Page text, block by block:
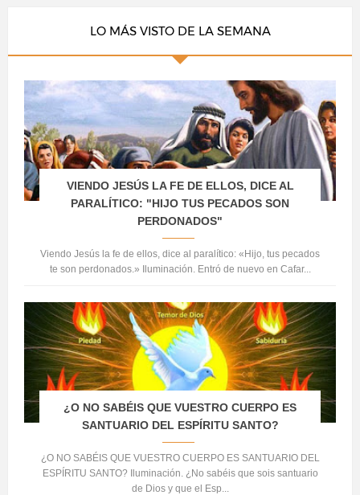
LO MÁS VISTO DE LA SEMANA
VIENDO JESÚS LA FE DE ELLOS, DICE AL
PARALÍTICO: "HIJO TUS PECADOS SON
PERDONADOS"
Viendo Jesús la fe de ellos, dice al paralítico: «Hijo, tus pecados
te son perdonados.» Iluminación. Entró de nuevo en Cafar...
¿O NO SABÉIS QUE VUESTRO CUERPO ES
SANTUARIO DEL ESPÍRITU SANTO?
¿O NO SABÉIS QUE VUESTRO CUERPO ES SANTUARIO DEL
ESPÍRITU SANTO? Iluminación. ¿No sabéis que sois santuario
de Dios y que el Esp...